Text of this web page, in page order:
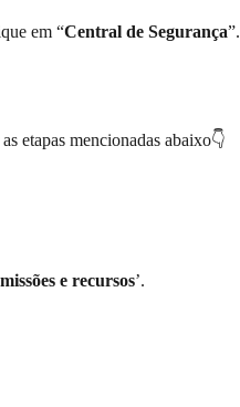
em “Central de Segurança”.
etapas mencionadas abaixo👇
e recursos’.